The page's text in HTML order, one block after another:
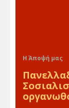
Η Άποψή μας